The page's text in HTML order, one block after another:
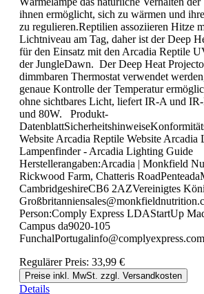
ihnen ermöglicht, sich zu wärmen und
zu regulieren.Reptilien assoziieren Hitze
Lichtniveau am Tag, daher ist der Deep
für den Einsatz mit den Arcadia Reptile
der JungleDawn. Der Deep Heat
dimmbaren Thermostat verwendet
genaue Kontrolle der Temperatur
ohne sichtbares Licht, liefert IR-A und
und 80W. Produkt-
Website Arcadia Reptile Website Arcadia
Lampenfinder - Arcadia Lighting Guide
Herstellerangaben:Arcadia | Monkfield
Rickwood Farm, Chatteris
CambridgeshireCB6 2AZVereinigtes
Person:Comply Express LDAStartUp
Campus da9020-105
FunchalPortugalinfo@complyexpress.com
Regulärer Preis: 33,99 €
Preise inkl. MwSt. zzgl. Versandkosten
Details